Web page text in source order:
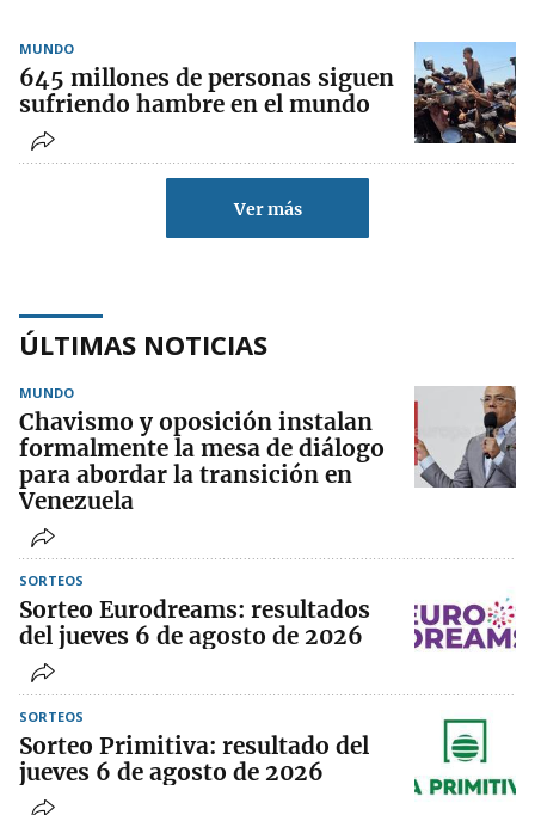
MUNDO
645 millones de personas siguen
sufriendo hambre en el mundo
Ver más
ÚLTIMAS NOTICIAS
MUNDO
Chavismo y oposición instalan
formalmente la mesa de diálogo
para abordar la transición en
Venezuela
SORTEOS
Sorteo Eurodreams: resultados
del jueves 6 de agosto de 2026
SORTEOS
Sorteo Primitiva: resultado del
jueves 6 de agosto de 2026